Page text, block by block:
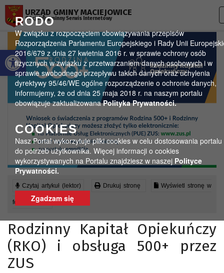
Otwórz pasek narzędzi
RODO
W związku z rozpoczęciem obowiązywania przepisów
Rozporządzenia Parlamentu Europejskiego i Rady Unii
2016/679 z dnia 27 kwietnia 2016 r. w sprawie ochrony osób
fizycznych w związku z przetwarzaniem danych osobowych i w
sprawie swobodnego przepływu takich danych oraz uchylenia
dyrektywy 95/46/WE ogólne rozporządzenie o ochronie danych,
informujemy, że od dnia 25 maja 2018 r. na naszym portalu
obowiązuje zaktualizowanaPolityka Prywatności.
COOKIES
Nasz Portal wykorzytuje pliki cookies w celu dostosowania portalu
do potrzeb użytkownika. Więcej informacji o cookies
wykorzystywanych na Portalu znajdziesz w naszej Polityce
Prywatności.
Zgadzam się
URZĄD GMINY MACIEJOWICE
Oficjalny gminny Serwis Internetowy
Czytaj artykuł (lektor) Drukuj stronę Wyświetl stronę w
formacie PDF
Rodzinny Kapitał Opiekuńczy
(RKO) i obsługa 500+ przez
ZUS